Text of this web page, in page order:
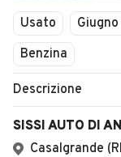
Usato
Benzina
Descrizione
SISSI AUTO DI
Casalgrande